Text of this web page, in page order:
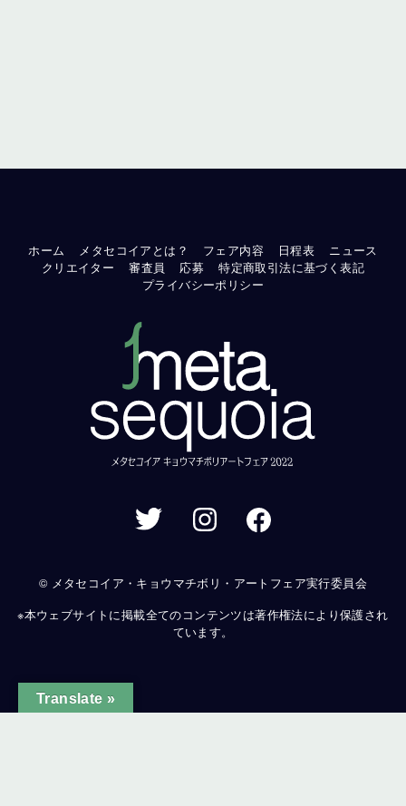
ホーム メタセコイアとは？ フェア内容 日程表
ニュース
クリエイター
審査員 応募
特定商取引法に基づく表記
プライバシーポリシー
© メタセコイア・キョウマチボリ・アートフェア実行委員会
※本ウェブサイトに掲載全てのコンテンツは著作権法により保護され
ています。
Translate »